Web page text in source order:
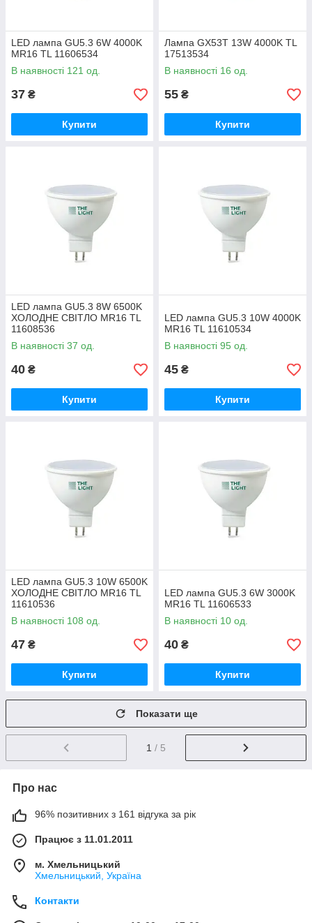
LED лампа GU5.3 6W 4000K
MR16 TL 11606534
В наявності 121 од.
37 ₴
Купити
Лампа GX53T 13W 4000K TL
17513534
В наявності 16 од.
55 ₴
Купити
LED лампа GU5.3 8W 6500K
ХОЛОДНЕ СВІТЛО MR16 TL
11608536
В наявності 37 од.
40 ₴
Купити
LED лампа GU5.3 10W 4000K
MR16 TL 11610534
В наявності 95 од.
45 ₴
Купити
LED лампа GU5.3 10W 6500K
ХОЛОДНЕ СВІТЛО MR16 TL
11610536
В наявності 108 од.
47 ₴
Купити
LED лампа GU5.3 6W 3000K
MR16 TL 11606533
В наявності 10 од.
40 ₴
Купити
Показати ще
1 / 5
Про нас
96% позитивних з 161 відгука за рік
Працює з 11.01.2011
м. Хмельницький
Хмельницький, Україна
Контакти